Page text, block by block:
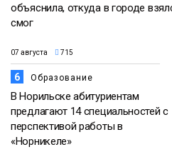
объяснила, откуда в городе
смог
07 августа 715
6 Образование
В Норильске абитуриентам
предлагают 14 специальностей с
перспективой работы в
«Норникеле»